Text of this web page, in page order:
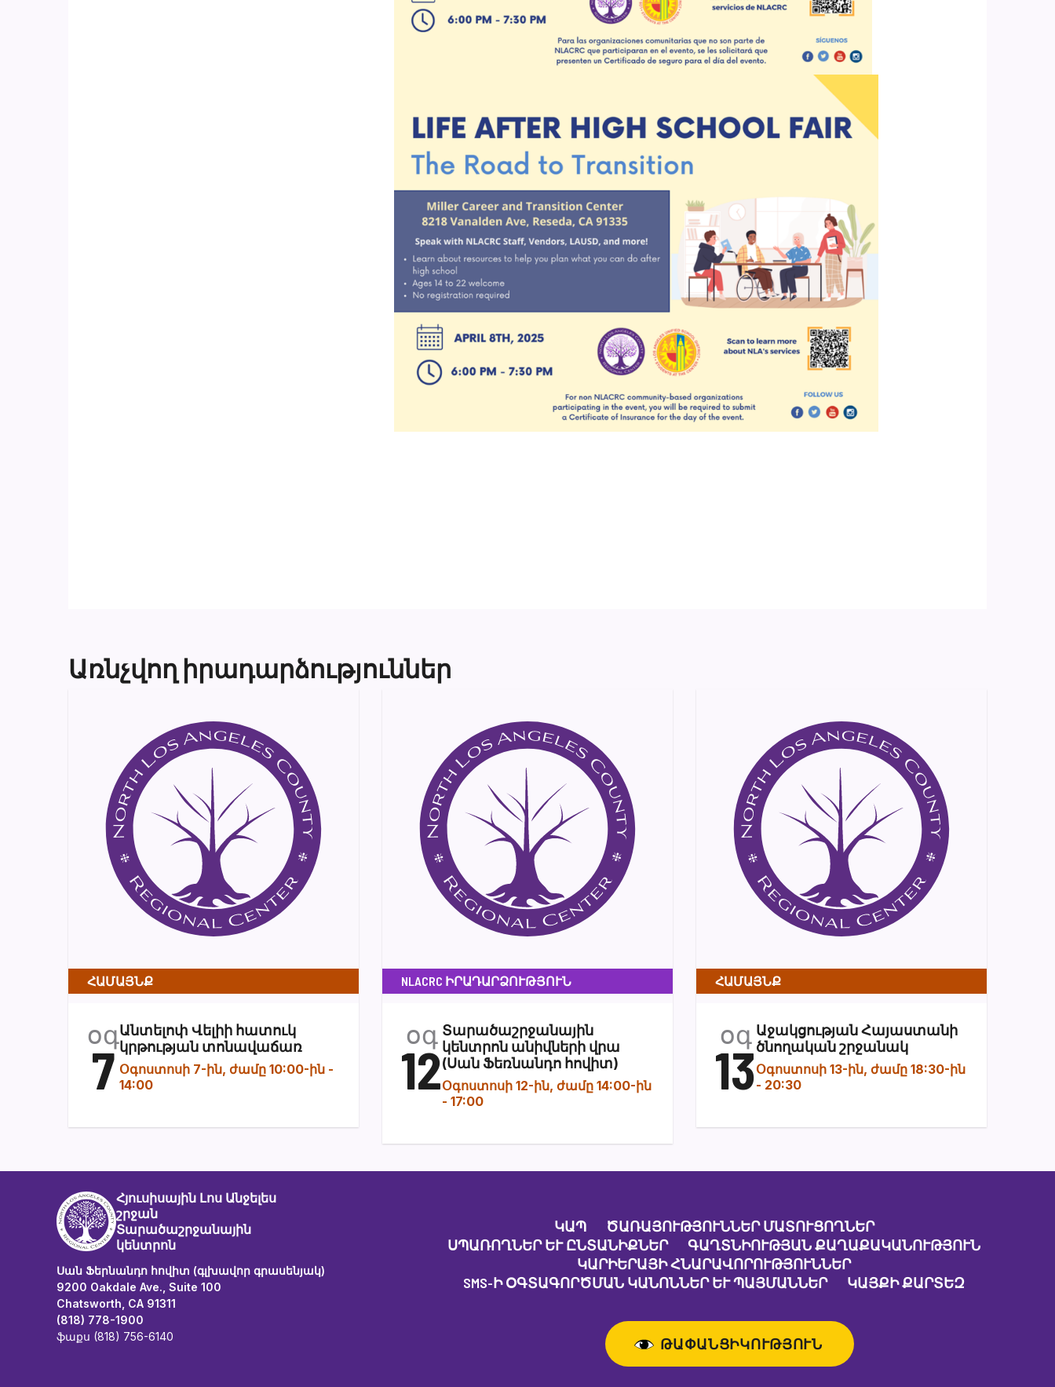
Առնչվող իրադարձություններ
ՀԱՄԱՅՆՔ
օգ
7
Անտելոփ Վելիի հատուկ
կրթության տոնավաճառ
Օգոստոսի 7-ին, ժամը 10:00-ին -
14:00
NLACRC ԻՐԱԴԱՐՁՈՒԹՅՈՒՆ
օգ
12
Տարածաշրջանային
կենտրոն անիվների վրա
(Սան Ֆեռնանդո հովիտ)
Օգոստոսի 12-ին, ժամը 14:00-ին
- 17:00
ՀԱՄԱՅՆՔ
օգ
13
Աջակցության Հայաստանի
ծնողական շրջանակ
Օգոստոսի 13-ին, ժամը 18:30-ին
- 20:30
Հյուսիսային Լոս Անջելես
շրջան
Տարածաշրջանային
կենտրոն
Սան Ֆերնանդո հովիտ (գլխավոր գրասենյակ)
9200 Oakdale Ave., Suite 100
Chatsworth, CA 91311
(818) 778-1900
ֆաքս (818) 756-6140
ԿԱՊ
ԾԱՌԱՅՈՒԹՅՈՒՆՆԵՐ ՄԱՏՈՒՑՈՂՆԵՐ
ՍՊԱՌՈՂՆԵՐ ԵՒ ԸՆՏԱՆԻՔՆԵՐ
ԳԱՂՏՆԻՈՒԹՅԱՆ ՔԱՂԱՔԱԿԱՆՈՒԹՅՈՒՆ
ԿԱՐԻԵՐԱՅԻ ՀՆԱՐԱՎՈՐՈՒԹՅՈՒՆՆԵՐ
SMS-Ի ՕԳՏԱԳՈՐԾՄԱՆ ԿԱՆՈՆՆԵՐ ԵՒ ՊԱՅՄԱՆՆԵՐ
ԿԱՅՔԻ ՔԱՐՏԵԶ
ԹԱՓԱՆՑԻԿՈՒԹՅՈՒՆ